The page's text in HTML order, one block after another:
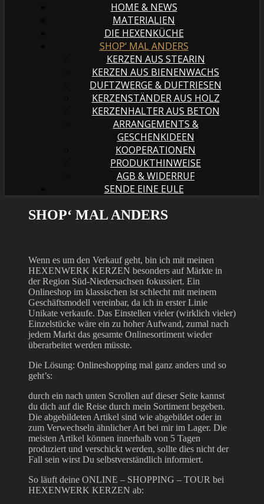
HOME & NEWS
MATERIALIEN
DIE HEXENKÜCHE
SHOP‘ MAL ANDERS
KERZEN AUS STEARIN
KERZEN AUS BIENENWACHS
DUFTZWERGE & DUFTRIESEN
KERZENSTÄNDER AUS HOLZ
KERZENHALTER AUS BETON
ARRANGEMENTS &
GESCHENKIDEEN
KOOPERATIONEN
PRODUKTHINWEISE
AGB & WIDERRUF
SENDE EINE EULE
SHOP‘ MAL ANDERS
Wenn es um den Verkauf geht, bin ich mit meinen
HEXENWERK KERZEN besonders auf Märkte in
der Region Süd-Niedersachsen fokussiert. Ein
Onlineshop im klassischen ist schlecht mit meinem
Geschäftsmodell vereinbar, da ich in erster Linie
Unikate verkaufe. Das Einstellen vieler (wirklich vieler)
Einzelstücke wäre ein zu hoher Aufwand, zumal nach
jedem Markt das gesamte Onlinesortiment wieder
überarbeitet werden müsste.
Die Lösung: Onlineshopping mal ganz anders und so
geht’s:
durch ein nach unten Scrollen auf dieser Seite kannst
du dich auf die Reise durch mein Sortiment begeben.
Die abgebildeten Artikel sind wie abgebildet oder in
zum Verwechseln ähnlicher Art bei mir im Lager. Die
meisten Artikel können innerhalb von 5 Tagen
produziert und verschickt werden, sollte dies nicht der
Fall sein wirst Du selbstverständlich informiert.
So läuft deine ONLINE – SHOPPING – TOUR bei
HEXENWERK KERZEN ab: